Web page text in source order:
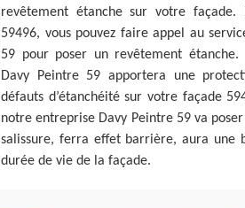
revêtement étanche sur votre
59496, vous pouvez faire appel au
59 pour poser un revêtement étanche.
Davy Peintre 59 apportera une
défauts d’étanchéité sur votre façade
notre entreprise Davy Peintre 59 va
salissure, ferra effet barrière, aura une
durée de vie de la façade.